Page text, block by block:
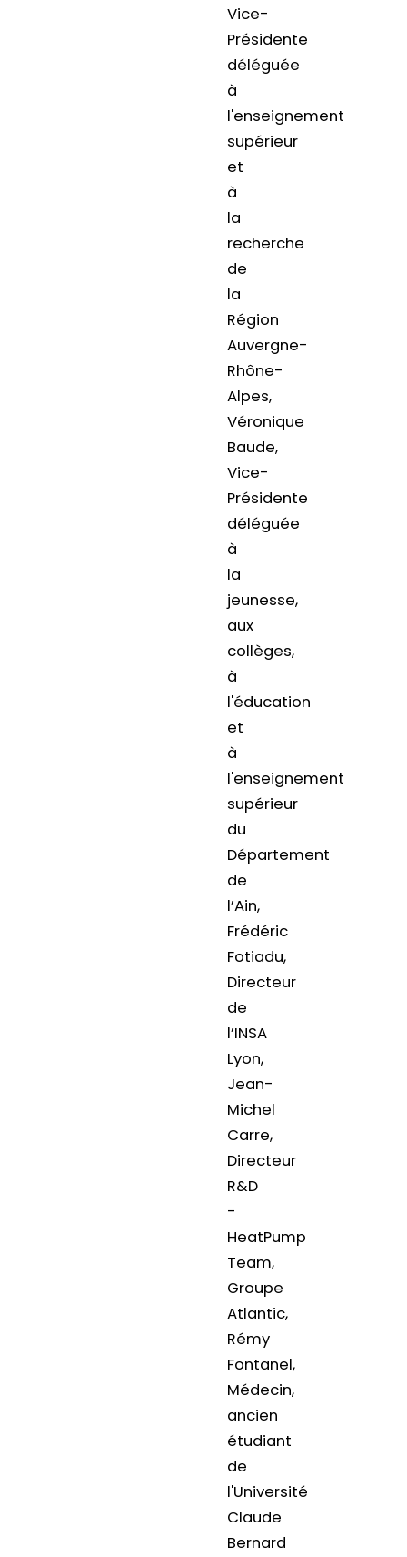
Vice-
Présidente
déléguée
à
l'enseignement
supérieur
et
à
la
recherche
de
la
Région
Auvergne-
Rhône-
Alpes,
Véronique
Baude,
Vice-
Présidente
déléguée
à
la
jeunesse,
aux
collèges,
à
l'éducation
et
à
l'enseignement
supérieur
du
Département
de
l’Ain,
Frédéric
Fotiadu,
Directeur
de
l’INSA
Lyon,
Jean-
Michel
Carre,
Directeur
R&D
-
HeatPump
Team,
Groupe
Atlantic,
Rémy
Fontanel,
Médecin,
ancien
étudiant
de
l'Université
Claude
Bernard